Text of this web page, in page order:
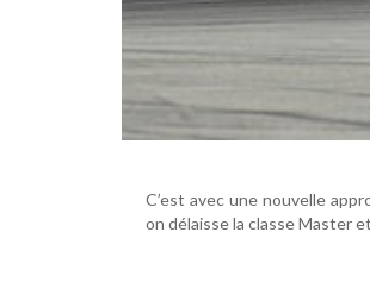
C’est avec une nouvelle
on délaisse la classe Master